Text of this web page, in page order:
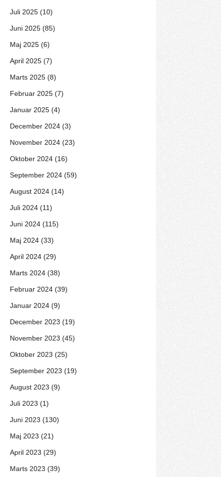
Juli 2025 (10)
Juni 2025 (85)
Maj 2025 (6)
April 2025 (7)
Marts 2025 (8)
Februar 2025 (7)
Januar 2025 (4)
December 2024 (3)
November 2024 (23)
Oktober 2024 (16)
September 2024 (59)
August 2024 (14)
Juli 2024 (11)
Juni 2024 (115)
Maj 2024 (33)
April 2024 (29)
Marts 2024 (38)
Februar 2024 (39)
Januar 2024 (9)
December 2023 (19)
November 2023 (45)
Oktober 2023 (25)
September 2023 (19)
August 2023 (9)
Juli 2023 (1)
Juni 2023 (130)
Maj 2023 (21)
April 2023 (29)
Marts 2023 (39)